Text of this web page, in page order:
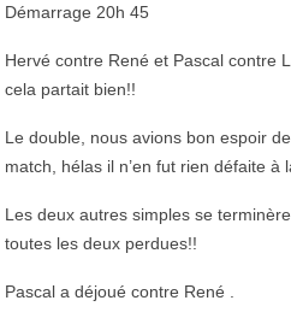
Démarrage 20h 45
Hervé contre René et Pascal contre
cela partait bien!!
Le double, nous avions bon espoir
match, hélas il n’en fut rien défaite à
Les deux autres simples se
toutes les deux perdues!!
Pascal a déjoué contre René .